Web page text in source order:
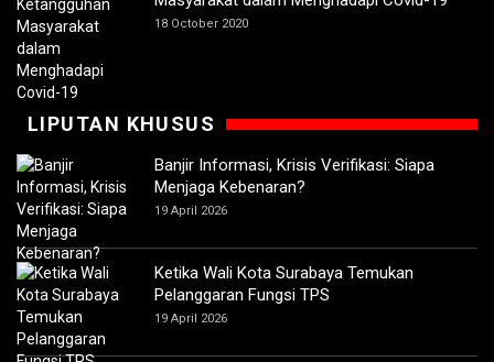
18 October 2020
LIPUTAN KHUSUS
Banjir Informasi, Krisis Verifikasi: Siapa
Menjaga Kebenaran?
19 April 2026
Ketika Wali Kota Surabaya Temukan
Pelanggaran Fungsi TPS
19 April 2026